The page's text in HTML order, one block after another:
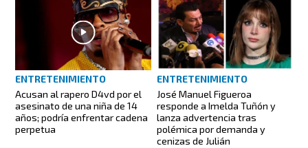
ENTRETENIMIENTO
Acusan al rapero D4vd por el
asesinato de una niña de 14
años; podría enfrentar cadena
perpetua
ENTRETENIMIENTO
José Manuel Figueroa
responde a Imelda Tuñón y
lanza advertencia tras
polémica por demanda y
cenizas de Julián